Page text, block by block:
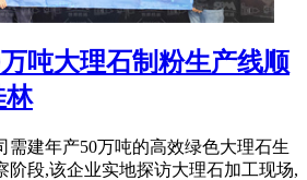
吨大理石制粉生产线顺
林
需建年产50万吨的高效绿色大理石生
阶段,该企业实地探访大理石加工现场,